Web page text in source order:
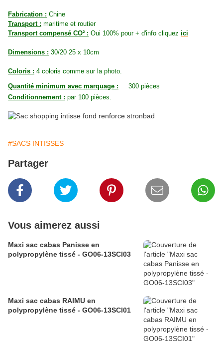
Fabrication : Chine
Transport : maritime et routier
Transport compensé CO² : Oui 100% pour + d'info cliquez ici
Dimensions : 30/20 25 x 10cm
Coloris : 4 coloris comme sur la photo.
Quantité minimum avec marquage : 300 pièces
Conditionnement : par 100 pièces.
#SACS INTISSES
Partager
Vous aimerez aussi
Maxi sac cabas Panisse en
polypropylène tissé - GO06-13SCI03
Maxi sac cabas RAIMU en
polypropylène tissé - GO06-13SCI01